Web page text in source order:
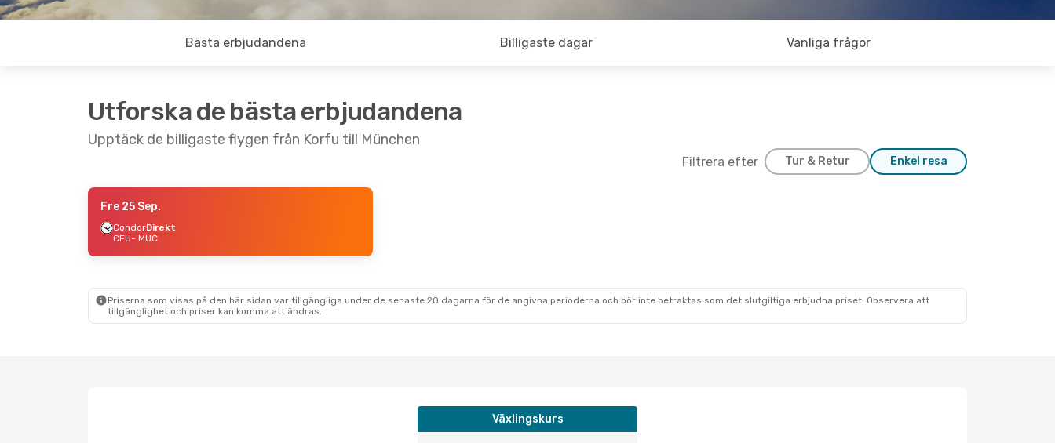
Bästa erbjudandena Billigaste dagar Vanliga frågor
Utforska de bästa erbjudandena
Upptäck de billigaste flygen från Korfu till München
Filtrera efter Tur & Retur Enkel resa
- Lör 19 Sep.
Fre 25 Sep.
CondorDirekt
CFU- MUC
Priserna som visas på den här sidan var tillgängliga under de senaste 20 dagarna för de angivna perioderna och bör inte betraktas som det slutgiltiga erbjudna priset. Observera att
tillgänglighet och priser kan komma att ändras.
Växlingskurs